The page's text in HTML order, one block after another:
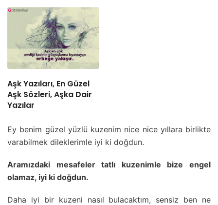
Aşk Yazıları, En Güzel
Aşk Sözleri, Aşka Dair
Yazılar
Ey benim güzel yüzlü kuzenim nice nice yıllara birlikte
varabilmek dileklerimle iyi ki doğdun.
Aramızdaki mesafeler tatlı kuzenimle bize engel
olamaz, iyi ki doğdun.
Daha iyi bir kuzeni nasıl bulacaktım, sensiz ben ne